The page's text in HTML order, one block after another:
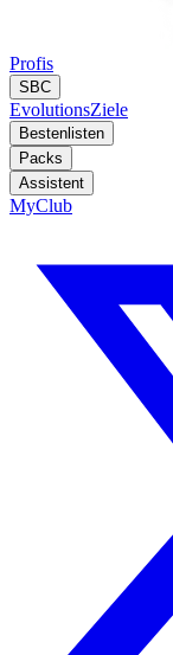
Profis
SBC
EvolutionsZiele
Bestenlisten
Packs
Assistent
MyClub